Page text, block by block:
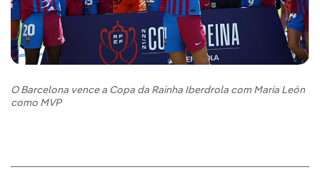
O Barcelona vence a Copa da Rainha Iberdrola com María León
como MVP